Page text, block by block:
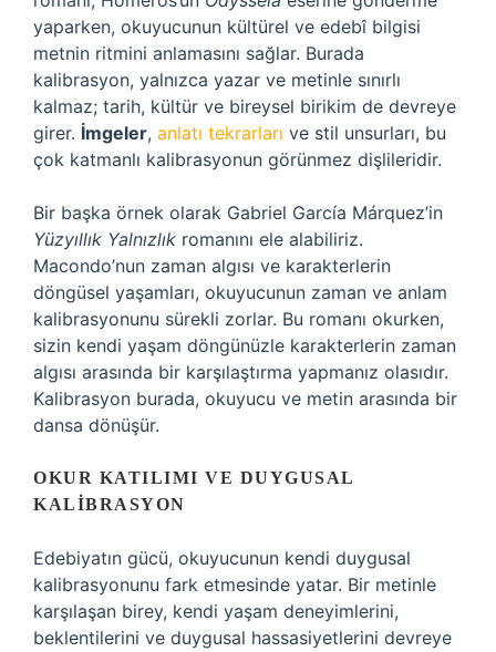
yaparken, okuyucunun kültürel ve edebî bilgisi
metnin ritmini anlamasını sağlar. Burada
kalibrasyon, yalnızca yazar ve metinle sınırlı
kalmaz; tarih, kültür ve bireysel birikim de devreye
girer. İmgeler, anlatı tekrarları ve stil unsurları, bu
çok katmanlı kalibrasyonun görünmez dişlileridir.
Bir başka örnek olarak Gabriel García Márquez’in
Yüzyıllık Yalnızlık romanını ele alabiliriz.
Macondo’nun zaman algısı ve karakterlerin
döngüsel yaşamları, okuyucunun zaman ve anlam
kalibrasyonunu sürekli zorlar. Bu romanı okurken,
sizin kendi yaşam döngünüzle karakterlerin zaman
algısı arasında bir karşılaştırma yapmanız olasıdır.
Kalibrasyon burada, okuyucu ve metin arasında bir
dansa dönüşür.
OKUR KATILIMI VE DUYGUSAL
KALIBRASYON
Edebiyatın gücü, okuyucunun kendi duygusal
kalibrasyonunu fark etmesinde yatar. Bir metinle
karşılaşan birey, kendi yaşam deneyimlerini,
beklentilerini ve duygusal hassasiyetlerini devreye